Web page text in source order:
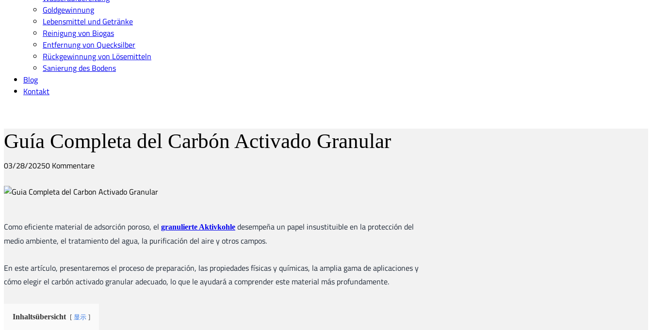
Goldgewinnung
Lebensmittel und Getränke
Reinigung von Biogas
Entfernung von Quecksilber
Rückgewinnung von Lösemitteln
Sanierung des Bodens
Blog
Kontakt
Guía Completa del Carbón Activado Granular
03/28/20250 Kommentare
Como eficiente material de adsorción poroso, el granulierte Aktivkohle desempeña un papel insustituible en la protección del
medio ambiente, el tratamiento del agua, la purificación del aire y otros campos.
En este artículo, presentaremos el proceso de preparación, las propiedades físicas y químicas, la amplia gama de aplicaciones y
cómo elegir el carbón activado granular adecuado, lo que le ayudará a comprender este material más profundamente.
Inhaltsübersicht 显示